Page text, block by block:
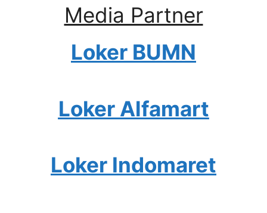
Media Partner
Loker BUMN
Loker Alfamart
Loker Indomaret